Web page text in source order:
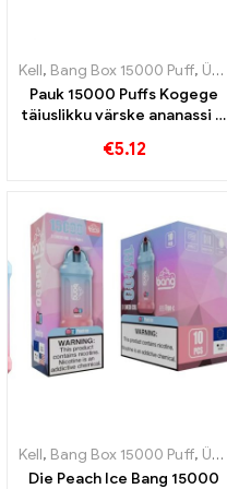
Kell, Bang Box 15000 Puff, Ühekordsed e-sigaretid Rootsi
Pauk 15000 Puffs Kogege
täiuslikku värske ananassi ja
€5.12
Kell, Bang Box 15000 Puff, Ühekordsed e-sigaretid Rootsi
Die Peach Ice Bang 15000